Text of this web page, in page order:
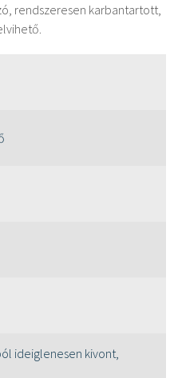
rendszeresen karbantartott,
ideiglenesen kivont,